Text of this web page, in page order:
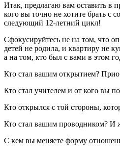
Итак, предлагаю вам оставить в
кого вы точно не хотите брать с
следующий 12-летний цикл!
Сфокусируйтесь не на том, что
детей не родила, и квартиру не
а на том, кто был с вами в этом
Кто стал вашим открытием?
Кто стал учителем и от кого вы
Кто открылся с той стороны,
Кто стал вашим проводником? И
С кем вы меняете форму